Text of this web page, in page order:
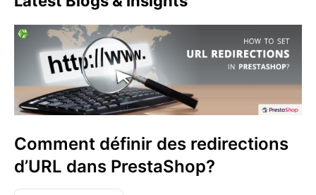
Comment définir des redirections
d’URL dans PrestaShop?